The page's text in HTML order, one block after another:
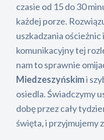
czasie od 15 do 30
każdej porze.
uszkadzania ościeżnic
komunikacyjny tej
nam to sprawnie
Miedzeszyńskimi
osiedla. Świadczymy
dobę przez cały
święta, i przyjmujemy